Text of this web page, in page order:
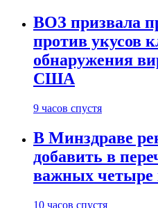
ВОЗ призвала
против укусов
обнаружения
США
9 часов спустя
В Минздраве
добавить в
важных четыре
10 часов спустя